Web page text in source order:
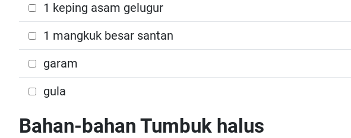
1 keping asam gelugur
1 mangkuk besar santan
garam
gula
Bahan-bahan Tumbuk halus